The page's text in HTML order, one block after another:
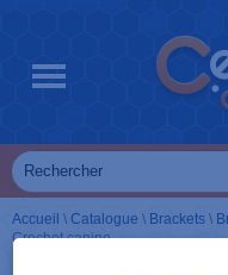
Accueil \ Catalogue \ Brackets \
Crochet canine